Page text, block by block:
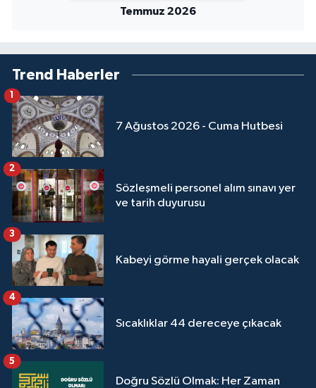
Temmuz 2026
Trend Haberler
7 Ağustos 2026 - Cuma Hutbesi
Sözleşmeli personel alım sınavı yer
ve tarih duyurusu
2
Kabeyi görme hayali gerçek olacak
3
Sıcaklıklar 44 dereceye çıkacak
4
Doğru Sözlü Olmak: Her Zaman
5
Tunceli Müftülüğü
Uşak Müftülüğü
Van Müftülüğü
Yalova Müftülüğü
Yozgat Müftülüğü
Zonguldak Müftülüğü